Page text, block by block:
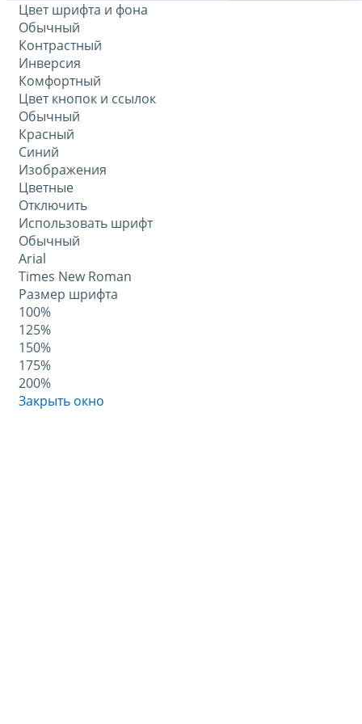
Цвет шрифта и фона
Обычный
Контрастный
Инверсия
Комфортный
Цвет кнопок и ссылок
Обычный
Красный
Синий
Изображения
Цветные
Отключить
Использовать шрифт
Обычный
Arial
Times New Roman
Размер шрифта
100%
125%
150%
175%
200%
Закрыть окно